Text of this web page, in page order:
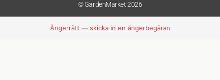
© GardenMarket 2026
Ångerrätt — skicka in en ångerbegäran